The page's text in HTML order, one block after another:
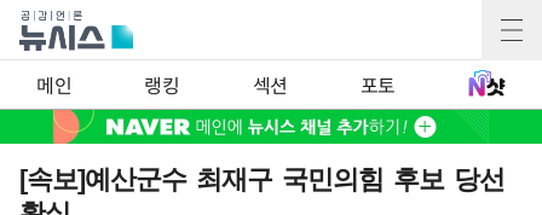
메인 랭킹 섹션 포토
[속보]예산군수 최재구 국민의힘 후보 당선